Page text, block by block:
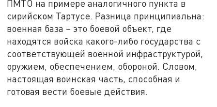
ПМТО на примере аналогичного пункта в
сирийском Тартусе. Разница принципиальна:
военная база – это боевой объект, где
находятся войска какого-либо государства с
соответствующей военной инфраструктурой,
оружием, обеспечением, обороной. Словом,
настоящая воинская часть, способная и
готовая вести боевые действия.